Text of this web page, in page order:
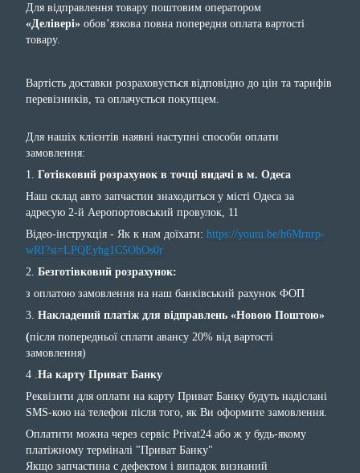
Для відправлення товару поштовим оператором
«Делівері» обов’язкова повна попередня оплата вартості
товару.
Вартість доставки розраховується відповідно до цін та тарифів
перевізників, та оплачується покупцем.
Для нашіх клієнтів наявні наступні способи оплати
замовлення:
1. Готівковий розрахунок в точці видачі в м. Одеса
Наш склад авто запчастин знаходиться у місті Одеса за
адресую 2-й Аеропортовський провулок, 11
Відео-інструкція - Як к нам доїхати: https://youtu.be/h6Mrnrp-
wRI?si=LPQEyhg1C5OhOs0r
2. Безготівковий розрахунок:
з оплатою замовлення на наш банківський рахунок ФОП
3. Накладений платіж для відправлень «Новою Поштою»
(після попередньої сплати авансу 20% від вартості
замовлення)
4 . На карту Приват Банку
Реквізити для оплати на карту Приват Банку будуть надіслані
SMS-кою на телефон після того, як Ви оформите замовлення.
Оплатити можна через сервіс Privat24 або ж у будь-якому
платіжному терміналі "Приват Банку"
Якщо запчастина с дефектом і випадок визнаний